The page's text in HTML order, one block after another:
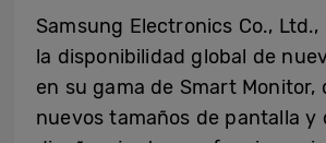
Samsung Electronics Co.,
la disponibilidad global de
en su gama de Smart Monitor,
nuevos tamaños de pantalla y